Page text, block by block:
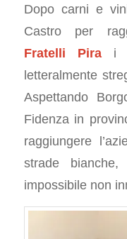
Dopo carni e
Castro per
Fratelli Pirai
letteralmente
Aspettando
Fidenza in
raggiungere
strade
impossibile non